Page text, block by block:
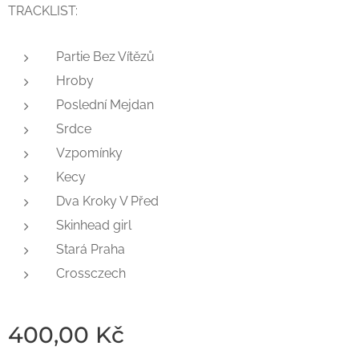
TRACKLIST:
Partie Bez Vítězů
Hroby
Poslední Mejdan
Srdce
Vzpomínky
Kecy
Dva Kroky V Před
Skinhead girl
Stará Praha
Crossczech
400,00 Kč